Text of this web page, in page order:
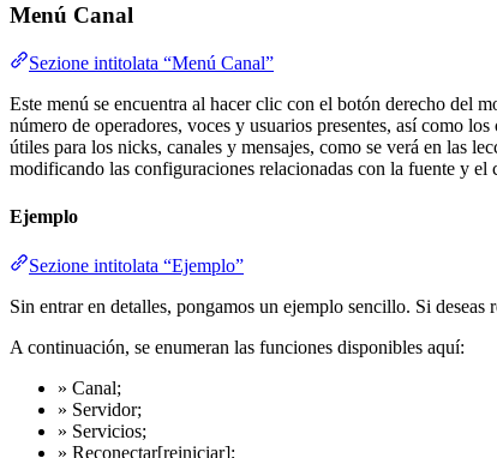
Menú Canal
Sezione intitolata “Menú Canal”
Este menú se encuentra al hacer clic con el botón derecho del
número de operadores, voces y usuarios presentes, así como
útiles para los nicks, canales y mensajes, como se verá en las
modificando las configuraciones relacionadas con la fuente y el
Ejemplo
Sezione intitolata “Ejemplo”
Sin entrar en detalles, pongamos un ejemplo sencillo. Si
A continuación, se enumeran las funciones disponibles aquí:
» Canal;
» Servidor;
» Servicios;
» Reconectar[reiniciar];